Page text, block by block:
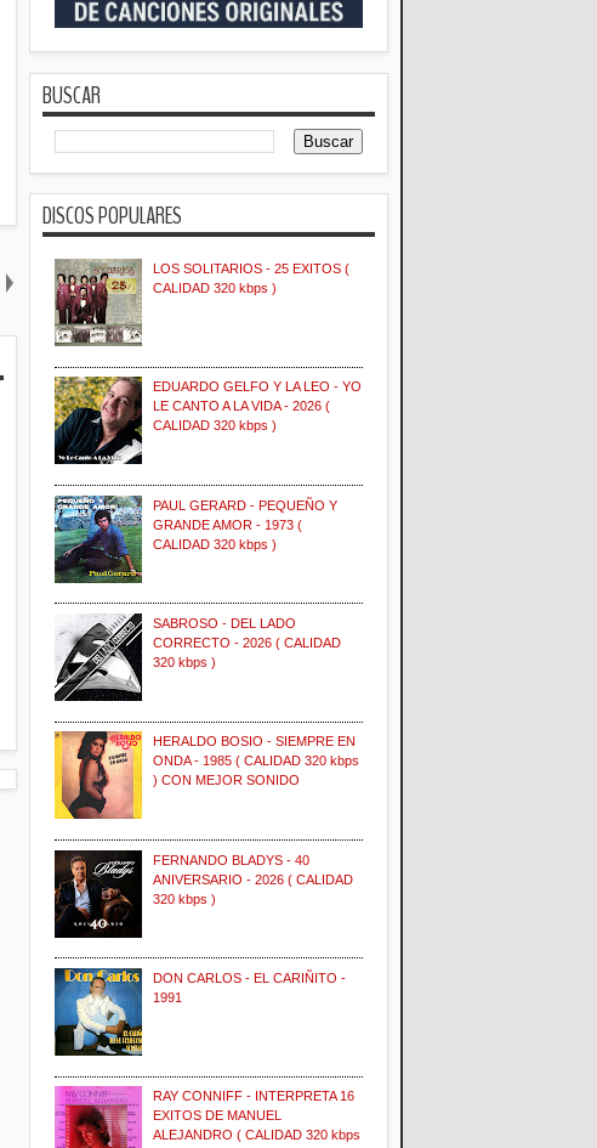
BUSCAR
DISCOS POPULARES
LOS SOLITARIOS - 25 EXITOS (
CALIDAD 320 kbps )
EDUARDO GELFO Y LA LEO - YO
LE CANTO A LA VIDA - 2026 (
CALIDAD 320 kbps )
PAUL GERARD - PEQUEÑO Y
GRANDE AMOR - 1973 (
CALIDAD 320 kbps )
SABROSO - DEL LADO
CORRECTO - 2026 ( CALIDAD
320 kbps )
HERALDO BOSIO - SIEMPRE EN
ONDA - 1985 ( CALIDAD 320 kbps
) CON MEJOR SONIDO
FERNANDO BLADYS - 40
ANIVERSARIO - 2026 ( CALIDAD
320 kbps )
DON CARLOS - EL CARIÑITO -
1991
RAY CONNIFF - INTERPRETA 16
EXITOS DE MANUEL
ALEJANDRO ( CALIDAD 320 kbps